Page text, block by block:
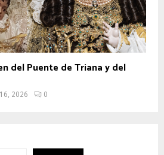
del Puente de Triana y del
2026 0